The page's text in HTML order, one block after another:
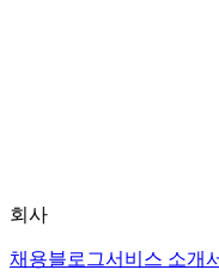
회사
채용블로그서비스 소개